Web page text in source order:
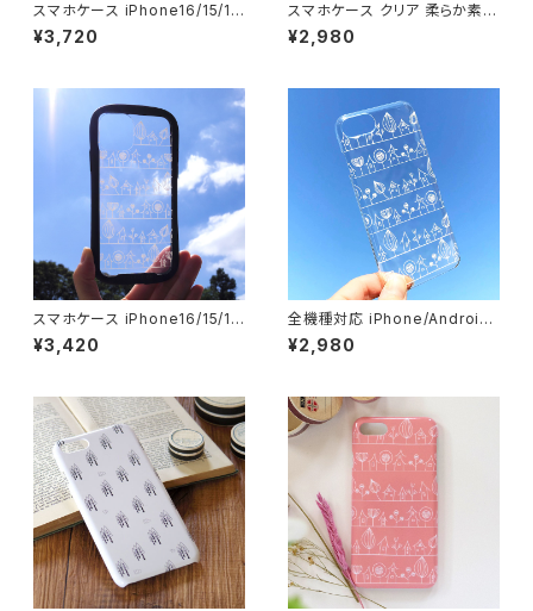
スマホケース iPhone16/15/1
3/SE3 北欧 クッションバンパー
透明 クリアケース 手描き イラ
¥3,720
スマホケース クリア 柔らか素材
北欧 iPhone16/17/15/SE3 透
明 ソフトケース かわいい【星の
¥2,980
スマホケース iPhone16/15/1
4/SE3 グリップケース 北欧 透
明 クリアケース 耐衝撃 持ちや
¥3,420
全機種対応 iPhone/Android
スマホケース 北欧 【街並み・ク
リアケース】 家 ハウス iPhone1
ase
¥2,980